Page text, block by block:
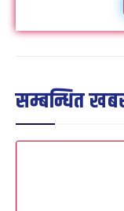
सम्बन्धित